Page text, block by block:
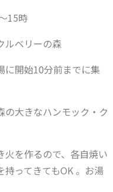
15時
ベリーの森
開始10分前までに集
大きなハンモック・ク
を作るので、各自焼い
ってきてもOK 。お湯